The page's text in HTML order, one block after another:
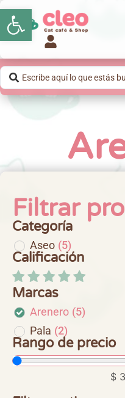
Abrir barra de
Filtrar
Categoría
Aseo (5)
Calificación
Marcas
Arenero (5)
Pala (2)
Rango de precio
$ 3